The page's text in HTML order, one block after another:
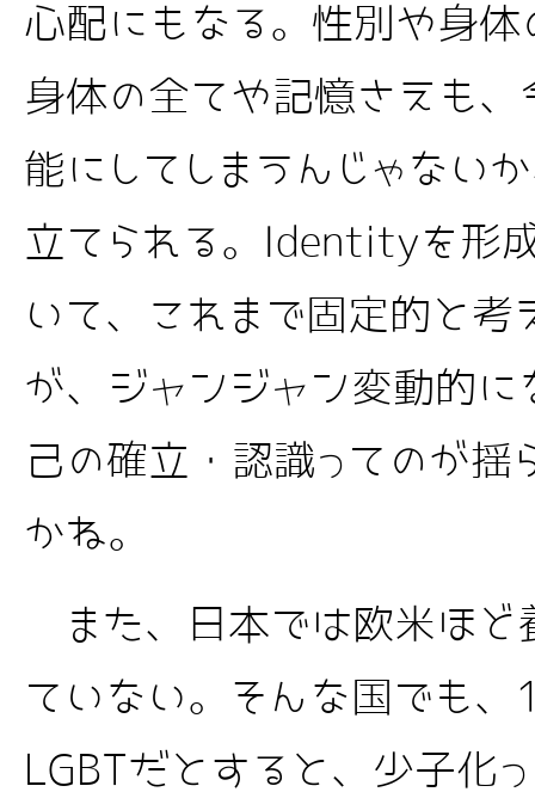
心配にもなる。性別や身体
身体の全てや記憶さえも
能にしてしまうんじゃない
立てられる。Identityを形
いて、これまで固定的と考
が、ジャンジャン変動的に
己の確立・認識ってのが揺
かね。
また、日本では欧米ほど
ていない。そんな国でも
LGBTだとすると、少子化